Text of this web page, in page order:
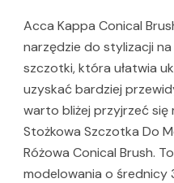
Acca Kappa Conical
narzędzie do stylizacji
szczotki, która ułatwia
uzyskać bardziej
warto bliżej przyjrzeć się
Stożkowa Szczotka Do
Różowa Conical Brush.
modelowania o średnicy